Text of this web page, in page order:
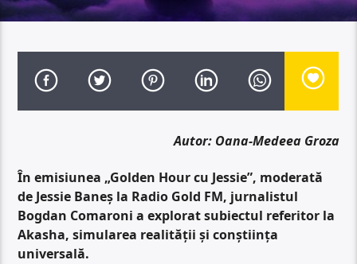
Autor: Oana-Medeea Groza
În emisiunea „Golden Hour cu Jessie”, moderată
de Jessie Baneș la Radio Gold FM, jurnalistul
Bogdan Comaroni a explorat subiectul referitor la
Akasha, simularea realității și conștiința
universală.